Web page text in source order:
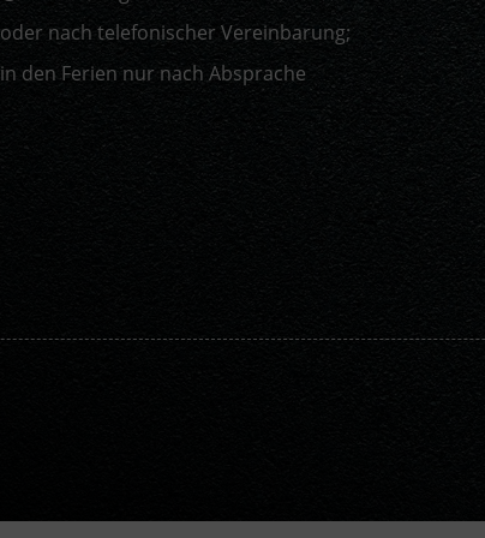
oder nach telefonischer Vereinbarung;
in den Ferien nur nach Absprache